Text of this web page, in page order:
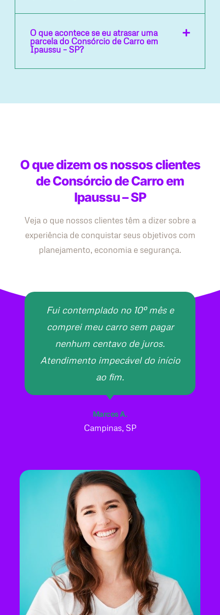
O que acontece se eu atrasar uma
parcela do Consórcio de Carro em
Ipaussu – SP?
O que dizem os nossos clientes
de Consórcio de Carro em
Ipaussu – SP
Veja o que nossos clientes têm a dizer sobre a
experiência de conquistar seus objetivos com
planejamento, economia e segurança.
Fui contemplado no 10º mês e
comprei meu carro sem pagar
nenhum centavo de juros.
Atendimento impecável do início
ao fim.
Marcos A.
Campinas, SP